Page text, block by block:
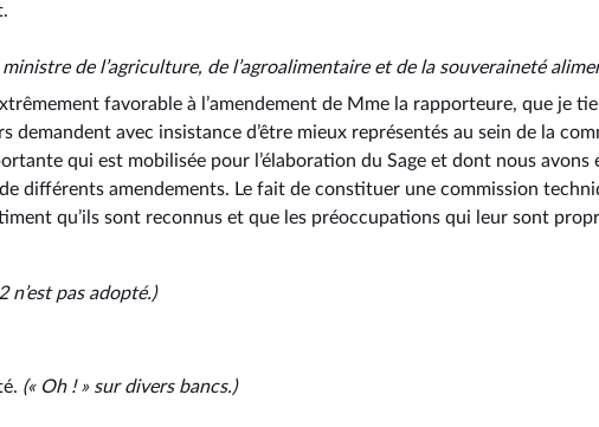
ministre de l’agriculture, de l’agroalimentaire et de la souveraineté
favorable à l’amendement de Mme la rapporteure, que je
demandent avec insistance d’être mieux représentés au sein de la
qui est mobilisée pour l’élaboration du Sage et dont nous avons
de différents amendements. Le fait de constituer une commission
qu’ils sont reconnus et que les préoccupations qui leur sont
n’est pas adopté.)
(« Oh ! » sur divers bancs.)